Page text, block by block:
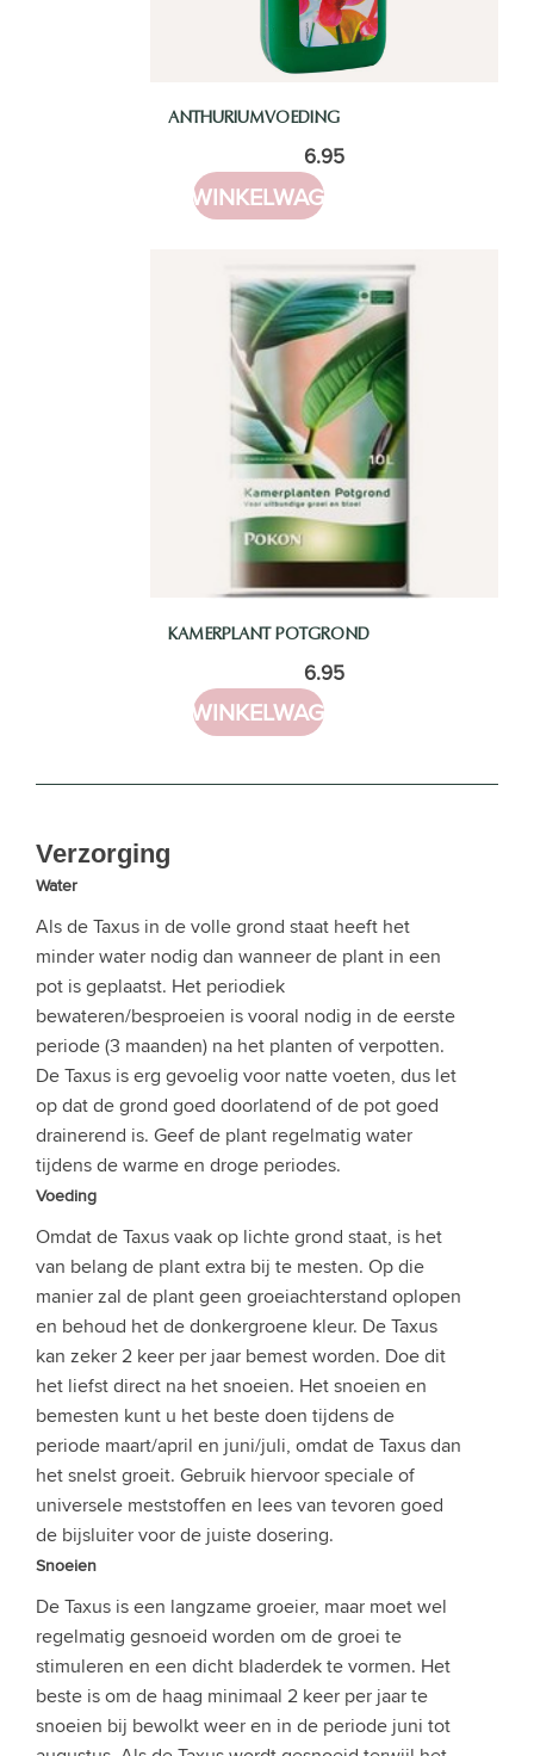
ANTHURIUMVOEDING
6.95
IN WINKELWAGEN
KAMERPLANT POTGROND
6.95
IN WINKELWAGEN
Verzorging
Water
Als de Taxus in de volle grond staat heeft het
minder water nodig dan wanneer de plant in een
pot is geplaatst. Het periodiek
bewateren/besproeien is vooral nodig in de eerste
periode (3 maanden) na het planten of verpotten.
De Taxus is erg gevoelig voor natte voeten, dus let
op dat de grond goed doorlatend of de pot goed
drainerend is. Geef de plant regelmatig water
tijdens de warme en droge periodes.
Voeding
Omdat de Taxus vaak op lichte grond staat, is het
van belang de plant extra bij te mesten. Op die
manier zal de plant geen groeiachterstand oplopen
en behoud het de donkergroene kleur. De Taxus
kan zeker 2 keer per jaar bemest worden. Doe dit
het liefst direct na het snoeien. Het snoeien en
bemesten kunt u het beste doen tijdens de
periode maart/april en juni/juli, omdat de Taxus dan
het snelst groeit. Gebruik hiervoor speciale of
universele meststoffen en lees van tevoren goed
de bijsluiter voor de juiste dosering.
Snoeien
De Taxus is een langzame groeier, maar moet wel
regelmatig gesnoeid worden om de groei te
stimuleren en een dicht bladerdek te vormen. Het
beste is om de haag minimaal 2 keer per jaar te
snoeien bij bewolkt weer en in de periode juni tot